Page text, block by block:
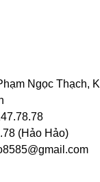
Ngọc Thạch,
(Hảo Hảo)